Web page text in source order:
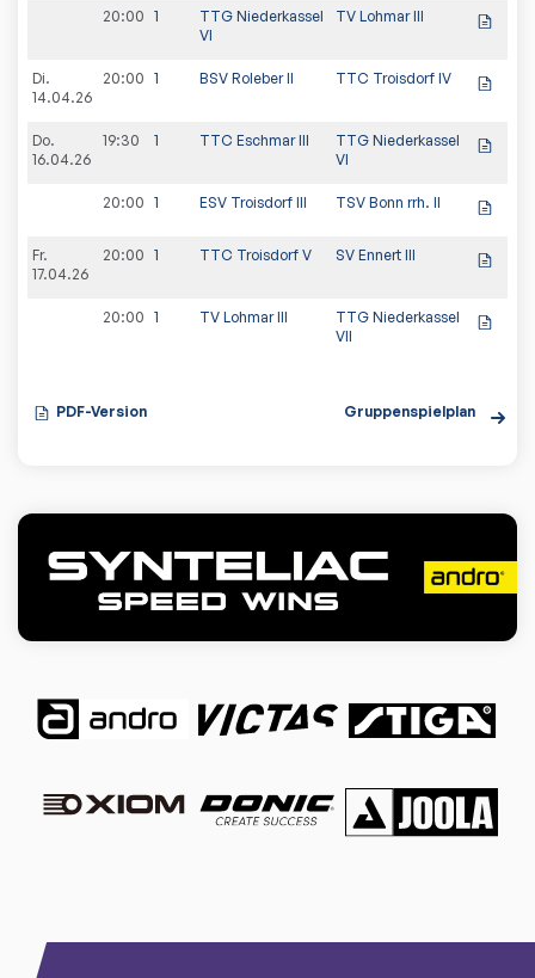
20:00 1
TTG Niederkassel
VI
TV Lohmar III
Di.
14.04.26
20:00 1 BSV Roleber II TTC Troisdorf IV
Do.
16.04.26
19:30 1 TTC Eschmar III
TTG Niederkassel
VI
20:00 1 ESV Troisdorf III TSV Bonn rrh. II
Fr.
17.04.26
20:00 1 TTC Troisdorf V SV Ennert III
20:00 1 TV Lohmar III
TTG Niederkassel
VII
PDF-Version Gruppenspielplan